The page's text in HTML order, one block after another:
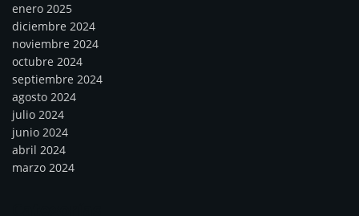
enero 2025
diciembre 2024
noviembre 2024
octubre 2024
septiembre 2024
agosto 2024
julio 2024
junio 2024
abril 2024
marzo 2024